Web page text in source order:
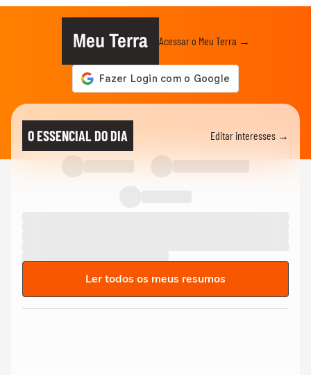
Meu Terra Acessar o Meu Terra →
O ESSENCIAL DO DIA Editar interesses →
Ler todos os meus resumos